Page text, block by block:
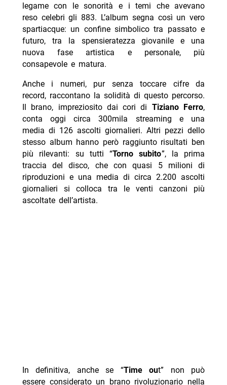
legame con le sonorità e i temi che avevano
reso celebri gli 883. L’album segna così un vero
spartiacque: un confine simbolico tra passato e
futuro, tra la spensieratezza giovanile e una
nuova fase artistica e personale, più
consapevole e matura.
Anche i numeri, pur senza toccare cifre da
record, raccontano la solidità di questo percorso.
Il brano, impreziosito dai cori di Tiziano Ferro,
conta oggi circa 300mila streaming e una
media di 126 ascolti giornalieri. Altri pezzi dello
stesso album hanno però raggiunto risultati ben
più rilevanti: su tutti “Torno subito”, la prima
traccia del disco, che con quasi 5 milioni di
riproduzioni e una media di circa 2.200 ascolti
giornalieri si colloca tra le venti canzoni più
ascoltate dell’artista.
In definitiva, anche se “Time out” non può
essere considerato un brano rivoluzionario nella